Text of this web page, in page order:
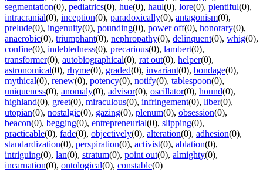
segmentation(0), pediatrics(0), hue(0), haul(0), lore(0), plentiful(0),
intracranial(0), inception(0), paradoxically(0), antagonism(0),
prelude(0), ingenuity(0), pounding(0), power off(0), honorary(0),
anaerobic(0), triumphant(0), nephropathy(0), delinquent(0), whig(0),
confine(0), indebtedness(0), precarious(0), lambert(0),
transformer(0), autobiographical(0), rat out(0), helper(0),
astronomical(0), rhyme(0), graded(0), invariant(0), bondage(0),
mythical(0), renew(0), potency(0), notify(0), tablespoon(0),
uniqueness(0), anomaly(0), advisor(0), oscillator(0), hound(0),
highland(0), greet(0), miraculous(0), infringement(0), liber(0),
utopian(0), nostalgic(0), gazing(0), plenum(0), obsession(0),
beacon(0), begging(0), entrepreneurial(0), slipping(0),
practicable(0), fade(0), objectively(0), alteration(0), adhesion(0),
standardization(0), perspiration(0), activist(0), ablation(0),
intriguing(0), lan(0), stratum(0), point out(0), almighty(0),
incarnation(0), ontological(0), constable(0)